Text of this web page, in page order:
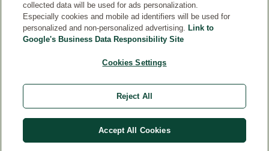
Weleda International © Weleda 2026
collected data will be used for ads personalization.
Especially cookies and mobile ad identifiers will be used for
personalized and non-personalized advertising. Link to
Google's Business Data Responsibility Site
Cookies Settings
Reject All
Accept All Cookies